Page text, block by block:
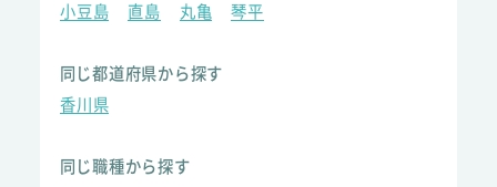
小豆島
直島 丸亀 琴平
同じ都道府県から探す
香川県
同じ職種から探す